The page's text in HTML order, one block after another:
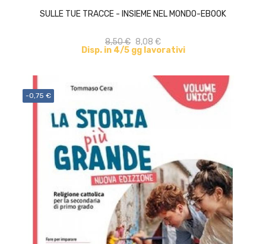
SULLE TUE TRACCE - INSIEME NEL MONDO-EBOOK
8,50 € 8,08 €
Disp. in 4/5 gg lavorativi
-0,75 €